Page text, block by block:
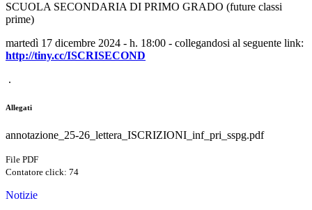
SCUOLA SECONDARIA DI PRIMO GRADO (future classi
prime)
martedì 17 dicembre 2024 - h. 18:00 - collegandosi al seguente link:
http://tiny.cc/ISCRISECOND
.
Allegati
annotazione_25-26_lettera_ISCRIZIONI_inf_pri_sspg.pdf
File PDF
Contatore click: 74
Notizie